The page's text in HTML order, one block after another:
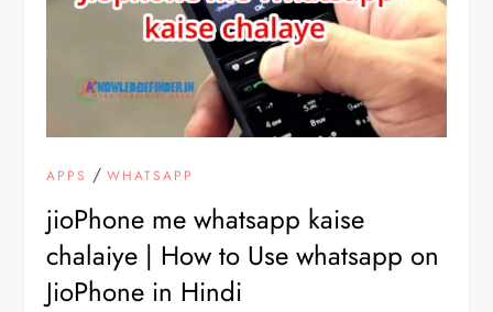
APPS /WHATSAPP
jioPhone me whatsapp kaise
chalaiye | How to Use whatsapp on
JioPhone in Hindi